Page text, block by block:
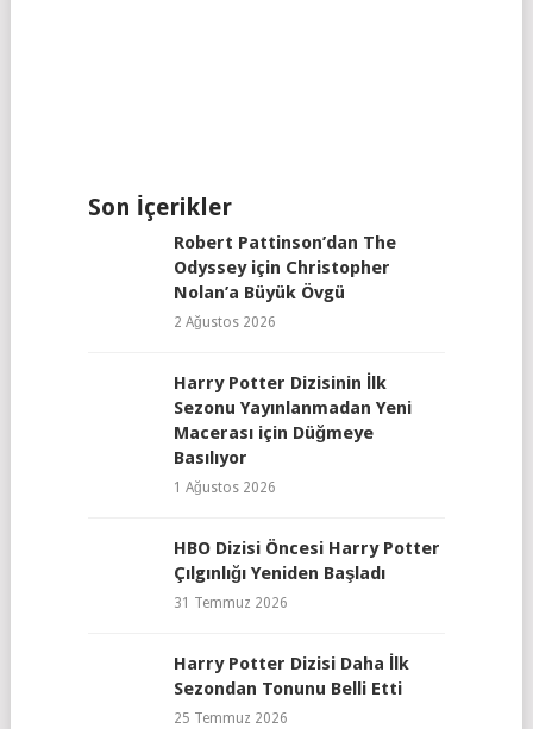
Son İçerikler
Robert Pattinson’dan The
Odyssey için Christopher
Nolan’a Büyük Övgü
2 Ağustos 2026
Harry Potter Dizisinin İlk
Sezonu Yayınlanmadan Yeni
Macerası için Düğmeye
Basılıyor
1 Ağustos 2026
HBO Dizisi Öncesi Harry Potter
Çılgınlığı Yeniden Başladı
31 Temmuz 2026
Harry Potter Dizisi Daha İlk
Sezondan Tonunu Belli Etti
25 Temmuz 2026